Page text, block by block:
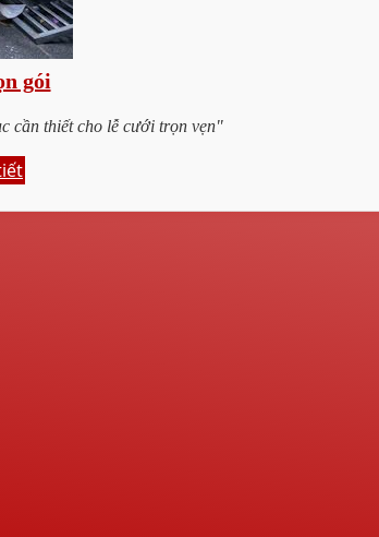
gói
cần thiết cho lễ cưới trọn vẹn"